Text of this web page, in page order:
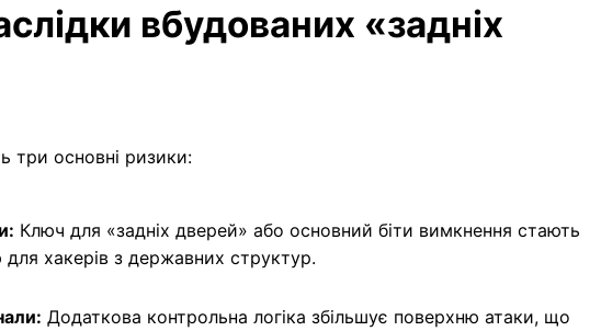
вбудованих «задніх
три основні ризики:
Ключ для «задніх дверей» або основний біти вимкнення стають
хакерів з державних структур.
Додаткова контрольна логіка збільшує поверхню атаки, що